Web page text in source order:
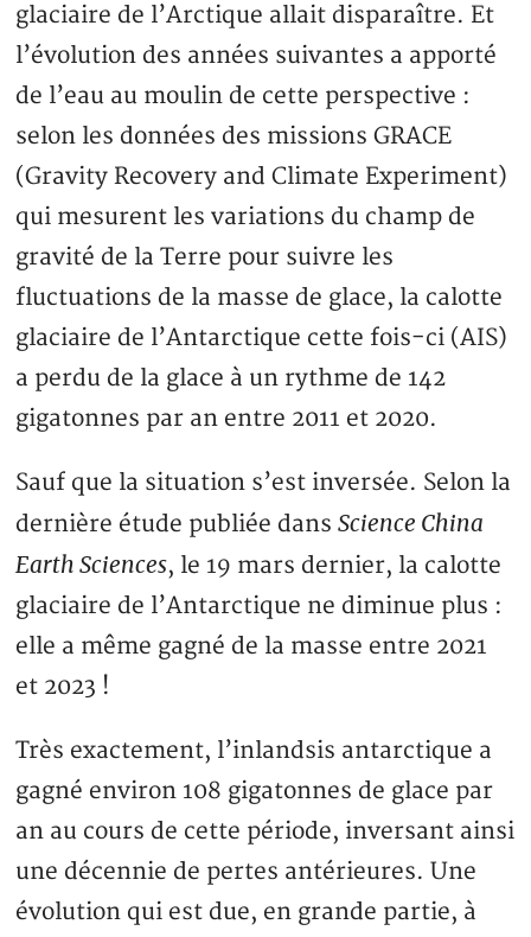
glaciaire de l’Arctique allait disparaître. Et
l’évolution des années suivantes a apporté
de l’eau au moulin de cette perspective :
selon les données des missions GRACE
(Gravity Recovery and Climate Experiment)
qui mesurent les variations du champ de
gravité de la Terre pour suivre les
fluctuations de la masse de glace, la calotte
glaciaire de l’Antarctique cette fois-ci (AIS)
a perdu de la glace à un rythme de 142
gigatonnes par an entre 2011 et 2020.
Sauf que la situation s’est inversée. Selon la
dernière étude publiée dansScience China
Earth Sciences, le 19 mars dernier, la calotte
glaciaire de l’Antarctique ne diminue plus :
elle a même gagné de la masse entre 2021
et 2023 !
Très exactement, l’inlandsis antarctique a
gagné environ 108 gigatonnes de glace par
an au cours de cette période, inversant ainsi
une décennie de pertes antérieures. Une
évolution qui est due, en grande partie, à